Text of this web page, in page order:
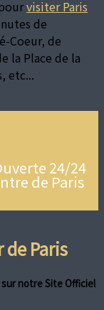
visiter Paris
de
Coeur, de
la Place de la
etc...
24/24
de Paris
de Paris
notre Site Officiel